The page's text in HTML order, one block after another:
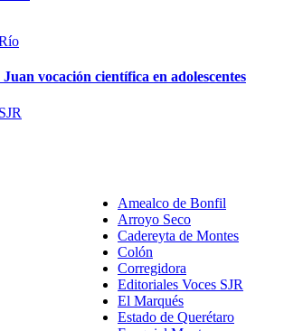
vocación científica en adolescentes
Amealco de Bonfil
Arroyo Seco
Cadereyta de Montes
Colón
Corregidora
Editoriales Voces SJR
El Marqués
Estado de Querétaro